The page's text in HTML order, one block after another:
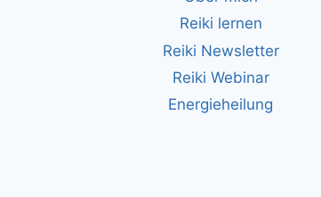
Reiki lernen
Reiki Newsletter
Reiki Webinar
Energieheilung